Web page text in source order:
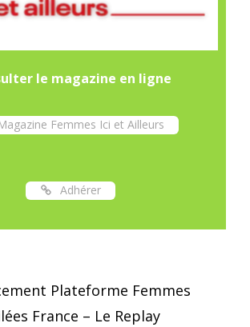
le magazine en ligne
Femmes Ici et Ailleurs
Adhérer
Plateforme Femmes
France – Le Replay